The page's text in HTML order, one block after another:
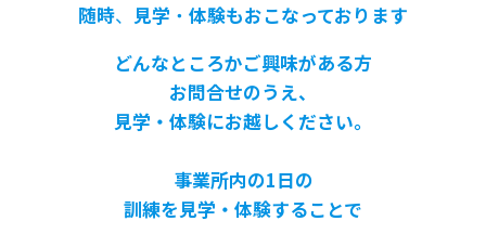
随時、 見学 ・ 体験もおこなっております
どんなところかご興味がある方
お問合せのうえ、
見学・体験にお越しください。
事業所内の1日の
訓練を見学・体験することで